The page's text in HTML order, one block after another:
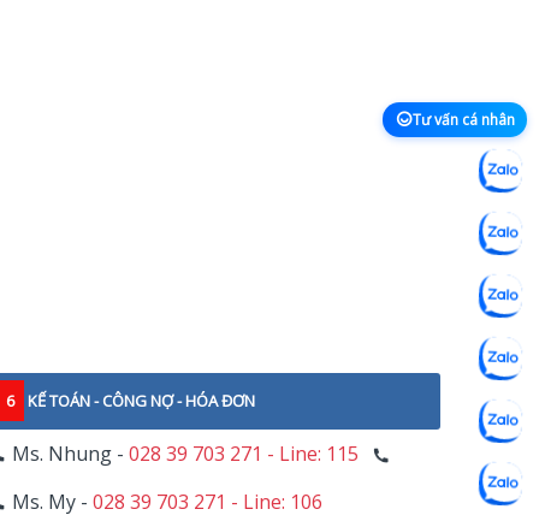
6 KẾ TOÁN - CÔNG NỢ - HÓA ĐƠN
Ms. Nhung - 028 39 703 271 - Line: 115
Ms. My - 028 39 703 271 - Line: 106
Tư vấn cá nhân